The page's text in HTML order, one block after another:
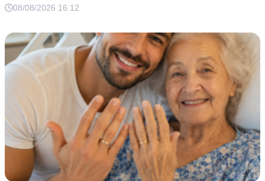
verdadera razón por la que él la eligió a ella por encima
08/08/2026 16:12